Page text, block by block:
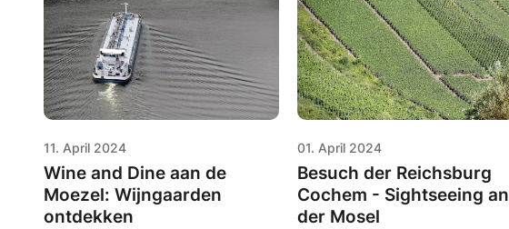
11. April 2024
Wine and Dine aan de
Moezel: Wijngaarden
ontdekken
01. April 2024
Besuch der Reichsburg
Cochem - Sightseeing an
der Mosel